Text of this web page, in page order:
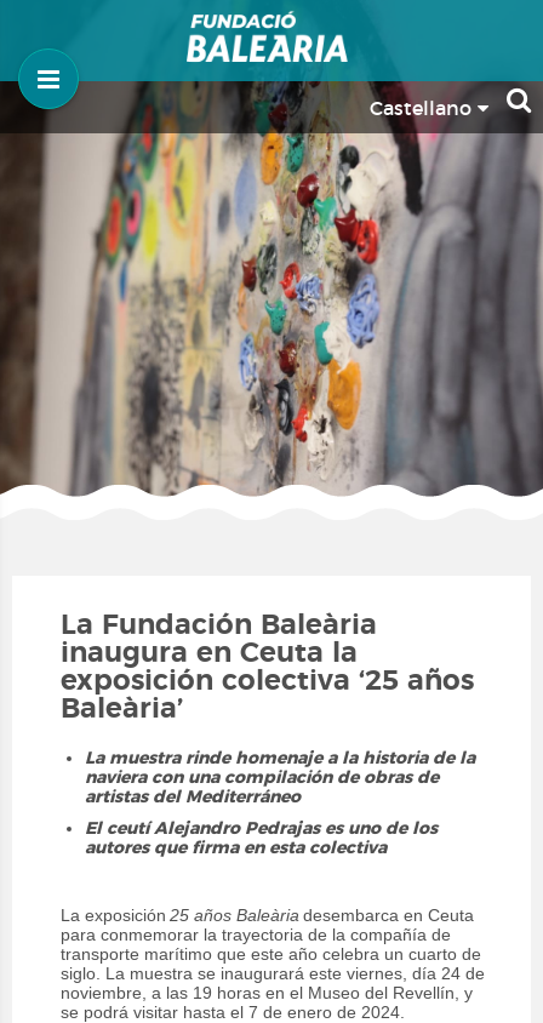
Castellano
La Fundación Baleària
inaugura en Ceuta la
exposición colectiva ‘25 años
Baleària’
La muestra rinde homenaje a la historia de la
naviera con una compilación de obras de
artistas del Mediterráneo
El ceutí Alejandro Pedrajas es uno de los
autores que firma en esta colectiva
La exposición 25 años Baleària desembarca en Ceuta
para conmemorar la trayectoria de la compañía de
transporte marítimo que este año celebra un cuarto de
siglo. La muestra se inaugurará este viernes, día 24 de
noviembre, a las 19 horas en el Museo del Revellín, y
se podrá visitar hasta el 7 de enero de 2024.